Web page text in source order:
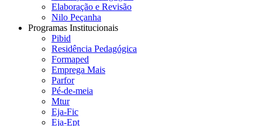
Elaboração e Revisão
Nilo Peçanha
Programas Institucionais
Pibid
Residência Pedagógica
Formaped
Emprega Mais
Parfor
Pé-de-meia
Mtur
Eja-Fic
Eja-Ept